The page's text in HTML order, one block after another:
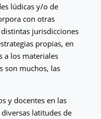
lúdicas y/o de
con otras
jurisdicciones
propias, en
a los materiales
son muchos, las
y docentes en las
latitudes de